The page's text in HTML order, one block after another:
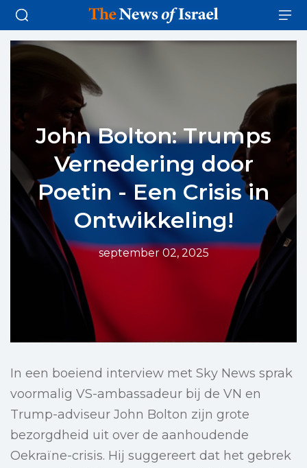
John Bolton: Trumps
Vernedering door
Poetin - Een Crisis in
Ontwikkeling!
september 02, 2025
In een boeiend interview met Sky News sprak
voormalig VS-ambassadeur bij de VN en
Trump-adviseur John Bolton zijn grote
bezorgdheid uit over de aanhoudende
Oekraïne-crisis. Hij suggereert dat het gebrek